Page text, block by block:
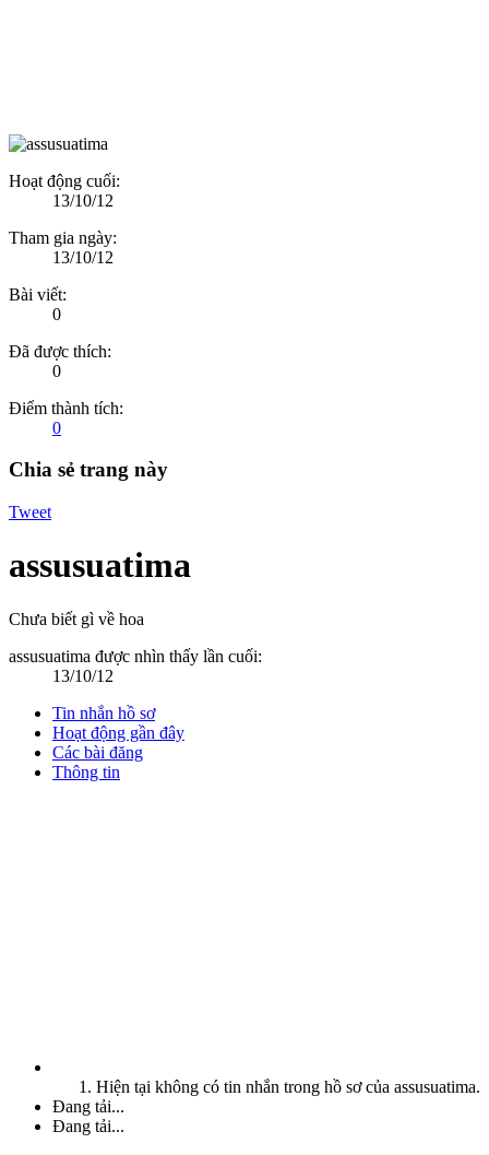
Hoạt động cuối:
13/10/12
Tham gia ngày:
13/10/12
Bài viết:
0
Đã được thích:
0
Điểm thành tích:
0
Chia sẻ trang này
Tweet
assusuatima
Chưa biết gì về hoa
assusuatima được nhìn thấy lần cuối:
13/10/12
Tin nhắn hồ sơ
Hoạt động gần đây
Các bài đăng
Thông tin
Hiện tại không có tin nhắn trong hồ sơ của assusuatima.
Đang tải...
Đang tải...